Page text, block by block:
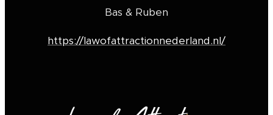
Bas & Ruben
https://lawofattractionnederland.nl/